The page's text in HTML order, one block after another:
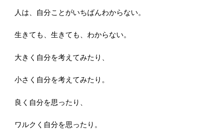
人は、自分ことがいちばんわからない。
生きても、生きても、わからない。
大きく自分を考えてみたり、
小さく自分を考えてみたり。
良く自分を思ったり、
ワルクく自分を思ったり。